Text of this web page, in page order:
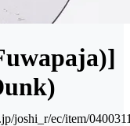
joshi_r/ec/item/